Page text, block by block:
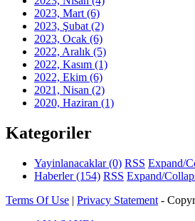
2023, Mart (6)
2023, Şubat (2)
2023, Ocak (6)
2022, Aralık (5)
2022, Kasım (1)
2022, Ekim (6)
2021, Nisan (2)
2020, Haziran (1)
Kategoriler
Yayinlanacaklar(0) RSS Expand/
Haberler(154) RSS Expand/
Terms Of Use | Privacy Statement -